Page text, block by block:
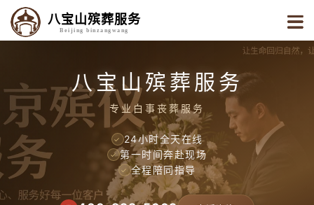
八宝山殡葬服务
Beijing binzangwang
八宝山殡葬服务
专业白事丧葬服务
✓ 24小时全天在线
✓ 第一时间奔赴现场
✓ 全程陪同指导